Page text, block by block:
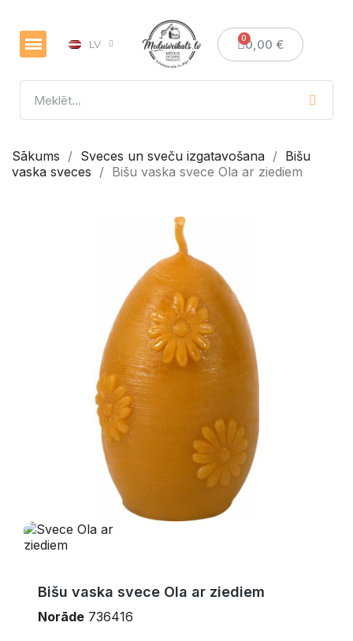
LV 0,00 €
Sākums Sveces un sveču izgatavošana
Bišu
vaska sveces
Bišu vaska svece Ola ar ziediem
Bišu vaska svece Ola ar ziediem
Norāde 736416